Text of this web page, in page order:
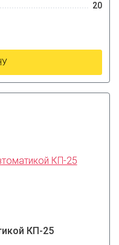
20
КП-25